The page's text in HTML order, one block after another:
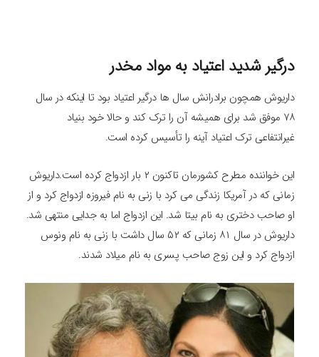
درگیر شدید اعتیاد به مواد مخدر
داریوش همچون برادرانش سال ها درگیر اعتیاد بود تا اینکه در سال
۷۸ موفق شد برای همیشه آن را ترک کند و حالا خود بنیاد
غیرانتفاعی ترک اعتیاد آینه را تأسیس کرده است.
این خواننده مطرح کشورمان تاکنون ۲ بار ازدواج کرده است.داریوش
زمانی که در آمریکا زندگی می کرد با زنی به نام فیروزه ازدواج کرد و از
او صاحب دختری به نام بیتا شد. این ازدواج اما به جدایی منتهی شد.
داریوش در سال ۸۱ زمانی که ۵۲ سال داشت با زنی به نام ونوس
ازدواج کرد و این زوج صاحب پسری به نام میلاد شدند.